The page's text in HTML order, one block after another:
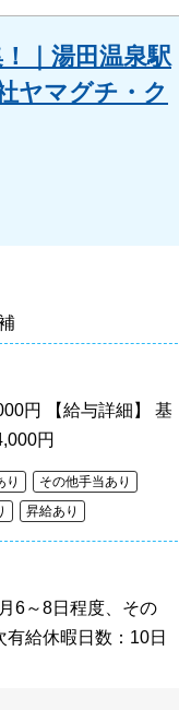
｜湯田温泉駅
ヤマグチ・ク
円 【給与詳細】 基
円
り
その他手当あり
昇給あり
6～8日程度、その
給休暇日数：10日